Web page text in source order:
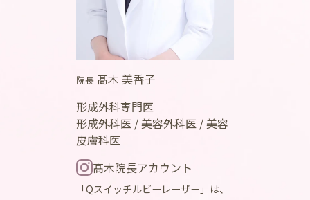
院長 髙木 美香子
形成外科専門医
形成外科医 / 美容外科医 / 美容
皮膚科医
髙木院長アカウント
「Qスイッチルビーレーザー」は、